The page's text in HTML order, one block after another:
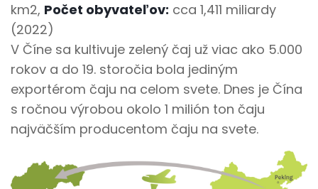
km2, Počet obyvateľov: cca 1,411 miliardy
(2022)
V Číne sa kultivuje zelený čaj už viac ako 5.000
rokov a do 19. storočia bola jediným
exportérom čaju na celom svete. Dnes je Čína
s ročnou výrobou okolo 1 milión ton čaju
najväčším producentom čaju na svete.